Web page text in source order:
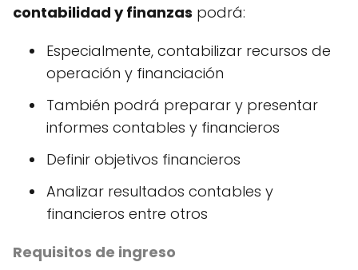
contabilidad y finanzas podrá:
Especialmente, contabilizar recursos de
operación y financiación
También podrá preparar y presentar
informes contables y financieros
Definir objetivos financieros
Analizar resultados contables y
financieros entre otros
Requisitos de ingreso